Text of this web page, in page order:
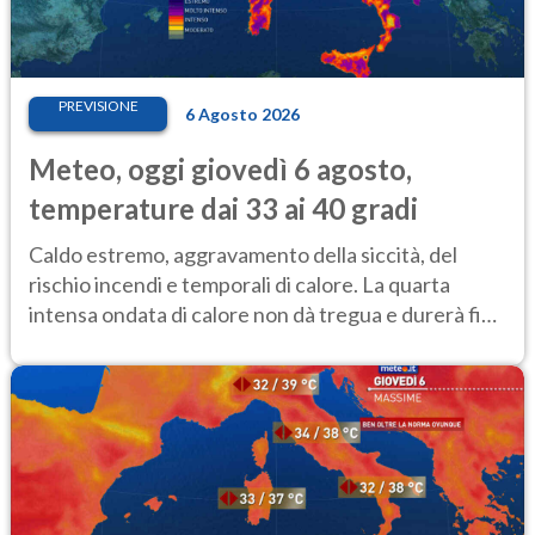
PREVISIONE 6 Agosto 2026
Meteo, oggi giovedì 6 agosto,
temperature dai 33 ai 40 gradi
Caldo estremo, aggravamento della siccità, del
rischio incendi e temporali di calore. La quarta
intensa ondata di calore non dà tregua e durerà fino